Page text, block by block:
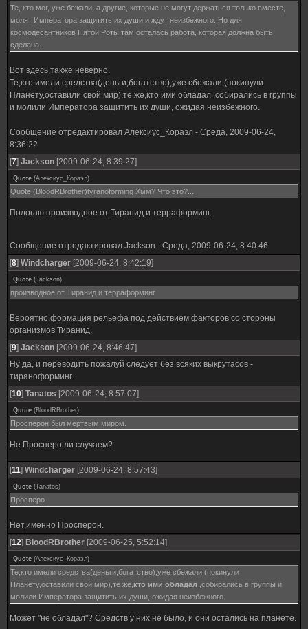
Те, кто мог, уже бежали, а другие, которые не могут держаться только вместе,
молят Императора защитить их души и ждут неизбежного. Но для
космодесантников Пятой Роты там осталась работа, которая должна быть
сделана.
Вот здесь,также неверно.
Те,кто имели средства(деньги,богатство),уже сбежали,(покинули
Планету,оставили свой мир),те же,кто ими обладал ,собирались в группы
и молили Императора защитить их души, ожидая неизбежного.
Сообщение отредактировал Алексиус_Кораэл - Среда, 2009-06-24,
8:36:22
[7] Jackson [2009-06-24, 8:39:27]
Quote (Алексиус_Кораэл)
Quote (BloodRBrother)tyranoforming Хмм? Что это?...
Пологаю производное от Тиранид и терраформинг.
Сообщение отредактировал Jackson - Среда, 2009-06-24, 8:40:46
[8] Windcharger [2009-06-24, 8:42:19]
Quote (Jackson)
производное от Тиранид и терраформинг
Вероятно,формация рельефа под действием факторов со стороны
организмов Тиранид.
[9] Jackson [2009-06-24, 8:46:47]
Ну да, и переводить пожалуй следует без всяких выкрутасов -
тираноформинг.
[10] Tanatos [2009-06-24, 8:57:07]
Quote (BloodRBrother)
Просперон был мертвым миром.
Не Просперо ли случаем?
[11] Windcharger [2009-06-24, 8:57:43]
Quote (Tanatos)
Просперо
Нет,именно Просперон.
[12] BloodRBrother [2009-06-25, 5:52:14]
Quote (Алексиус_Кораэл)
Те,кто имели средства(деньги,богатство),уже сбежали,(покинули
Планету,оставили свой мир),те же, кто ими обладал ,собирались в группы и
молили Императора защитить их души, ожидая неизбежного.
Может "не обладал"? Средств у них не было, и они остались на планете.